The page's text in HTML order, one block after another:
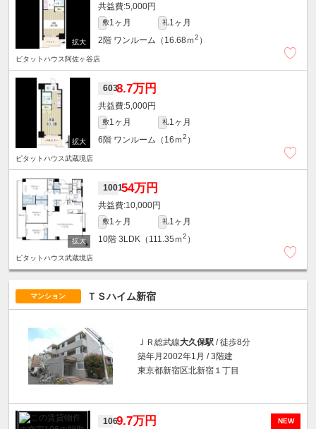
5,000円
敷1ヶ月 礼1ヶ月
2階 ワンルーム（16.68ｍ2 ）
ピタットハウス阿佐ヶ谷店
6038.7万円
5,000円
敷1ヶ月 礼1ヶ月
6階 ワンルーム（16ｍ2 ）
ピタットハウス武蔵境店
100154万円
10,000円
敷1ヶ月 礼1ヶ月
10階 3LDK（111.35ｍ2 ）
ピタットハウス武蔵境店
マンション ＴＳハイム新宿
ＪＲ総武線大久保駅 / 徒歩8分
築年月2002年1月 / 3階建
東京都新宿区北新宿１丁目
NEW
1069.7万円